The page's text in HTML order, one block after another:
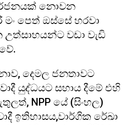
නොවන
මං පෙත් ඔස්සේ හරවා
උත්සාහයන්ට වඩා වැඩි
දෙමල ජනතාවට
යුද්ධයට සහාය දීමේ එහි
NPP යේ (සිංහල)
ඉතිහාසය,වාර්ගික රේඛා